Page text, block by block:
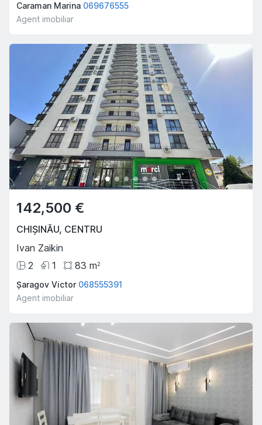
Caraman Marina 069676555
Agent imobiliar
142,500 €
CHIȘINĂU, CENTRU
Ivan Zaikin
2
1 83 m2
Șaragov Victor 068555391
Agent imobiliar